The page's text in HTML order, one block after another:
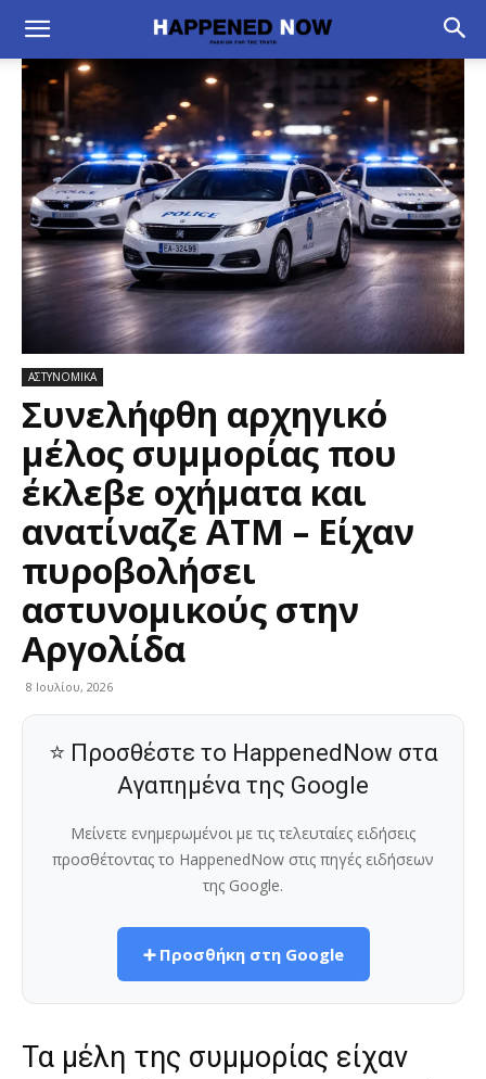
ΑΣΤΥΝΟΜΙΚΑ
Συνελήφθη αρχηγικό
μέλος συμμορίας που
έκλεβε οχήματα και
ανατίναζε ΑΤΜ – Είχαν
πυροβολήσει
αστυνομικούς στην
Αργολίδα
8 Ιουλίου, 2026
⭐ Προσθέστε το HappenedNow στα
Αγαπημένα της Google
Μείνετε ενημερωμένοι με τις τελευταίες ειδήσεις
προσθέτοντας το HappenedNow στις πηγές ειδήσεων
της Google.
➕ Προσθήκη στη Google
Τα μέλη της συμμορίας είχαν